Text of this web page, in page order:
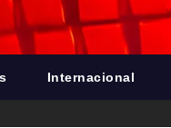
Internacional